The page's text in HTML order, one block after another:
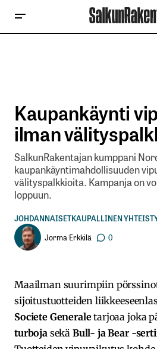
Kaupankäynti
ilman
SalkunRakentajan kumppani
kaupankäyntimahdollisuuden
välityspalkkioita. Kampanja on
loppuun.
JOHDANNAISETKAUPALLINEN
Jorma Erkkilä
0
Maailman suurimpiin
sijoitustuotteiden
Societe Generaletarjoaa joka
turboja sekä Bull- ja Bear -